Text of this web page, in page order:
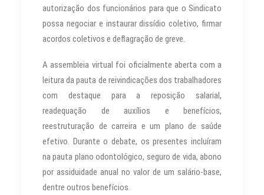
autorização dos funcionários para que o Sindicato
possa negociar e instaurar dissídio coletivo, firmar
acordos coletivos e deflagração de greve.
A assembleia virtual foi oficialmente aberta com a
leitura da pauta de reivindicações dos trabalhadores
com destaque para a reposição salarial,
readequação de auxílios e benefícios,
reestruturação de carreira e um plano de saúde
efetivo. Durante o debate, os presentes incluíram
na pauta plano odontológico, seguro de vida, abono
por assiduidade anual no valor de um salário-base,
dentre outros benefícios.